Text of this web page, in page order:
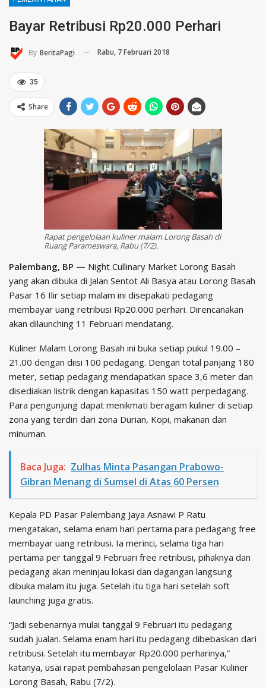
Bayar Retribusi Rp20.000 Perhari
By BeritaPagi Rabu, 7 Februari 2018
35
Share
Rapat pengelolaan kuliner malam Lorong Basah di
Ruang Parameswara, Rabu (7/2).
Palembang, BP — Night Cullinary Market Lorong Basah
yang akan dibuka di Jalan Sentot Ali Basya atau Lorong Basah
Pasar 16 Ilir setiap malam ini disepakati pedagang
membayar uang retribusi Rp20.000 perhari. Direncanakan
akan dilaunching 11 Februari mendatang.
Kuliner Malam Lorong Basah ini buka setiap pukul 19.00 –
21.00 dengan diisi 100 pedagang. Dengan total panjang 180
meter, setiap pedagang mendapatkan space 3,6 meter dan
disediakan listrik dengan kapasitas 150 watt perpedagang.
Para pengunjung dapat menikmati beragam kuliner di setiap
zona yang terdiri dari zona Durian, Kopi, makanan dan
minuman.
Baca Juga: Zulhas Minta Pasangan Prabowo-
Gibran Menang di Sumsel di Atas 60 Persen
Kepala PD Pasar Palembang Jaya Asnawi P Ratu
mengatakan, selama enam hari pertama para pedagang free
membayar uang retribusi. Ia merinci, selama tiga hari
pertama per tanggal 9 Februari free retribusi, pihaknya dan
pedagang akan meninjau lokasi dan dagangan langsung
dibuka malam itu juga. Setelah itu tiga hari setelah soft
launching juga gratis.
“Jadi sebenarnya mulai tanggal 9 Februari itu pedagang
sudah jualan. Selama enam hari itu pedagang dibebaskan dari
retribusi. Setelah itu membayar Rp20.000 perharinya,”
katanya, usai rapat pembahasan pengelolaan Pasar Kuliner
Lorong Basah, Rabu (7/2).